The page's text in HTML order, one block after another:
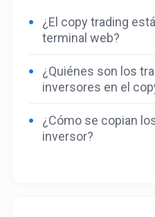
¿El copy trading
terminal web?
¿Quiénes son los
inversores en el
¿Cómo se copian
inversor?